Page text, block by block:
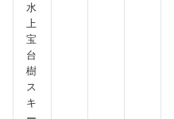
水
上
宝
台
樹
ス
キ